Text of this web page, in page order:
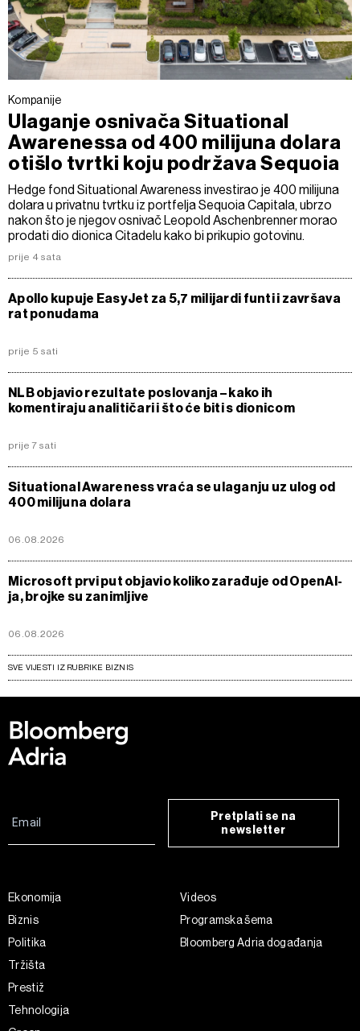
Kompanije
Ulaganje osnivača Situational
Awarenessa od 400 milijuna dolara
otišlo tvrtki koju podržava Sequoia
Hedge fond Situational Awareness investirao je 400 milijuna
dolara u privatnu tvrtku iz portfelja Sequoia Capitala, ubrzo
nakon što je njegov osnivač Leopold Aschenbrenner morao
prodati dio dionica Citadelu kako bi prikupio gotovinu.
prije 4 sata
Apollo kupuje EasyJet za 5,7 milijardi funti i završava
rat ponudama
prije 5 sati
NLB objavio rezultate poslovanja – kako ih
komentiraju analitičari i što će biti s dionicom
prije 7 sati
Situational Awareness vraća se ulaganju uz ulog od
400 milijuna dolara
06.08.2026
Microsoft prvi put objavio koliko zarađuje od OpenAI-
ja, brojke su zanimljive
06.08.2026
SVE VIJESTI IZ RUBRIKE BIZNIS
Pretplati se na
newsletter
Ekonomija
Biznis
Politika
Tržišta
Prestiž
Tehnologija
Videos
Programska šema
Bloomberg Adria događanja